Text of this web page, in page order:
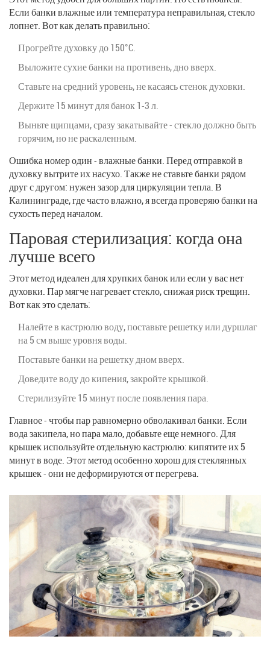
Если банки влажные или температура неправильная, стекло
лопнет. Вот как делать правильно:
Прогрейте духовку до 150°C.
Выложите сухие банки на противень, дно вверх.
Ставьте на средний уровень, не касаясь стенок духовки.
Держите 15 минут для банок 1-3 л.
Выньте щипцами, сразу закатывайте - стекло должно быть
горячим, но не раскаленным.
Ошибка номер один - влажные банки. Перед отправкой в
духовку вытрите их насухо. Также не ставьте банки рядом
друг с другом: нужен зазор для циркуляции тепла. В
Калининграде, где часто влажно, я всегда проверяю банки на
сухость перед началом.
Паровая стерилизация: когда она
лучше всего
Этот метод идеален для хрупких банок или если у вас нет
духовки. Пар мягче нагревает стекло, снижая риск трещин.
Вот как это сделать:
Налейте в кастрюлю воду, поставьте решетку или дуршлаг
на 5 см выше уровня воды.
Поставьте банки на решетку дном вверх.
Доведите воду до кипения, закройте крышкой.
Стерилизуйте 15 минут после появления пара.
Главное - чтобы пар равномерно обволакивал банки. Если
вода закипела, но пара мало, добавьте еще немного. Для
крышек используйте отдельную кастрюлю: кипятите их 5
минут в воде. Этот метод особенно хорош для стеклянных
крышек - они не деформируются от перегрева.